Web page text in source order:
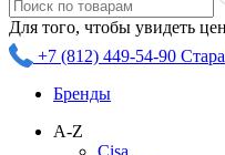
Для того, чтобы увидеть
+7 (812) 449-54-90
Бренды
A-Z